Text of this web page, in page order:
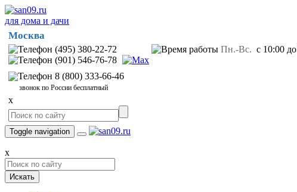
для дома и дачи
Москва
(495) 380-22-72
(901) 546-76-78
8 (800) 333-66-46
звонок по России бесплатный
Пн.-Вс. с 10:00
x
Toggle navigation
x
Искать